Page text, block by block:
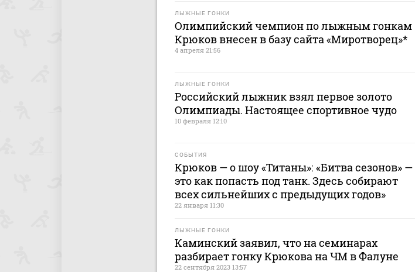
ЛЫЖНЫЕ ГОНКИ
Олимпийский чемпион по лыжным гонкам
Крюков внесен в базу сайта «Миротворец»*
4 апреля 21:56
ЛЫЖНЫЕ ГОНКИ
Российский лыжник взял первое золото
Олимпиады. Настоящее спортивное чудо
10 февраля 12:10
СОБЫТИЯ
Крюков — о шоу «Титаны»: «Битва сезонов» —
это как попасть под танк. Здесь собирают
всех сильнейших с предыдущих годов»
22 января 11:30
ЛЫЖНЫЕ ГОНКИ
Каминский заявил, что на семинарах
разбирает гонку Крюкова на ЧМ в Фалуне
22 сентября 2023 13:57